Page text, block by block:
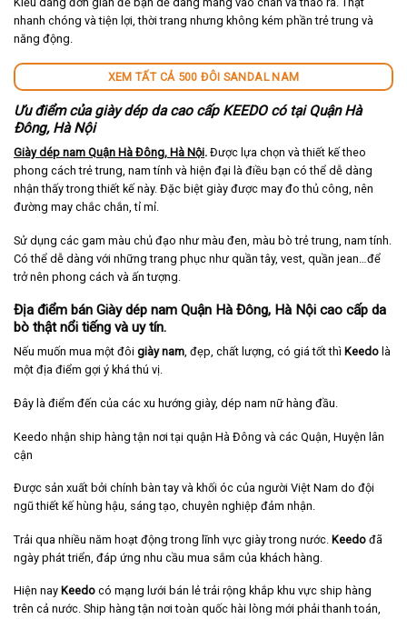
nhanh chóng và tiện lợi, thời trang nhưng không kém phần trẻ trung và
năng động.
XEM TẤT CẢ 500 ĐÔI SANDAL NAM
Ưu điểm của giày dép da cao cấp KEEDO có tại Quận Hà
Đông, Hà Nội
Giày dép nam Quận Hà Đông, Hà Nội. Được lựa chọn và thiết kế theo
phong cách trẻ trung, nam tính và hiện đại là điều bạn có thể dễ dàng
nhận thấy trong thiết kế này. Đặc biệt giày được may đo thủ công, nên
đường may chắc chắn, tỉ mỉ.
Sử dụng các gam màu chủ đạo như màu đen, màu bò trẻ trung, nam tính.
Có thể dễ dàng với những trang phục như quần tây, vest, quần jean…để
trở nên phong cách và ấn tượng.
Địa điểm bán Giày dép nam Quận Hà Đông, Hà Nội cao cấp da
bò thật nổi tiếng và uy tín.
Nếu muốn mua một đôi giày nam, đẹp, chất lượng, có giá tốt thì Keedo là
một địa điểm gợi ý khá thú vị.
Đây là điểm đến của các xu hướng giày, dép nam nữ hàng đầu.
Keedo nhận ship hàng tận nơi tại quận Hà Đông và các Quận, Huyện lân
cận
Được sản xuất bởi chính bàn tay và khối óc của người Việt Nam do đội
ngũ thiết kế hùng hậu, sáng tạo, chuyên nghiệp đảm nhận.
Trải qua nhiều năm hoạt động trong lĩnh vực giày trong nước. Keedo đã
ngày phát triển, đáp ứng nhu cầu mua sắm của khách hàng.
Hiện nay Keedo có mạng lưới bán lẻ trải rộng khắp khu vực ship hàng
trên cả nước. Ship hàng tận nơi toàn quốc hài lòng mới phải thanh toán,